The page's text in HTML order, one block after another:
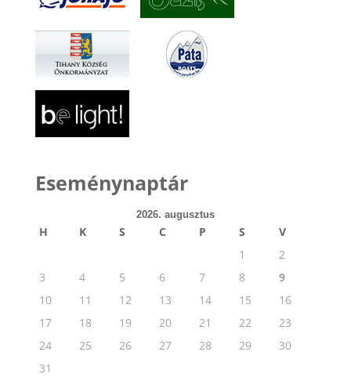
Eseménynaptár
2026. augusztus
H K S C P S
V
1
2
3
4 5 6 7 8
9
10
11 12 13 14 15
16
17
18 19 20 21 22
23
24
25 26 27 28 29
30
31